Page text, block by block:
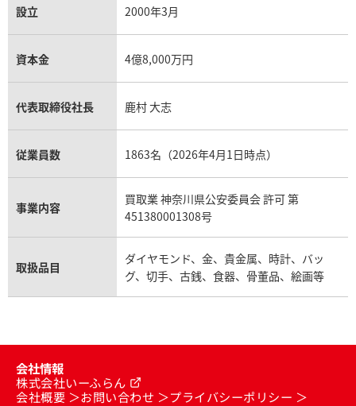
設立 2000年3月
資本金 4億8,000万円
代表取締役社長 鹿村 大志
従業員数 1863名（2026年4月1日時点）
事業内容
買取業 神奈川県公安委員会 許可 第
451380001308号
取扱品目
ダイヤモンド、金、貴金属、時計、バッ
グ、切手、古銭、食器、骨董品、絵画等
会社情報
株式会社いーふらん
会社概要
お問い合わせ
プライバシーポリシー